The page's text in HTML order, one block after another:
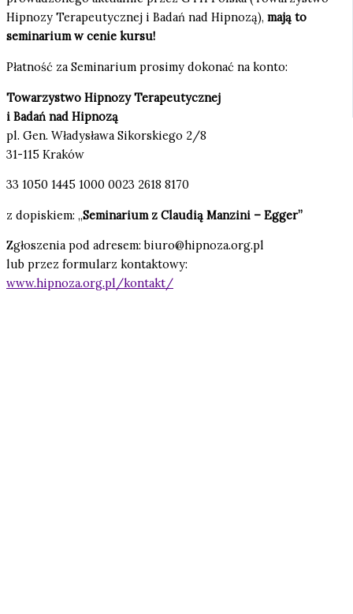
Hipnozy Terapeutycznej i Badań nad Hipnozą), mają to
seminarium w cenie kursu!
Płatność za Seminarium prosimy dokonać na konto:
Towarzystwo Hipnozy Terapeutycznej
i Badań nad Hipnozą
pl. Gen. Władysława Sikorskiego 2/8
31-115 Kraków
33 1050 1445 1000 0023 2618 8170
z dopiskiem: „Seminarium z Claudią Manzini – Egger”
Zgłoszenia pod adresem: biuro@hipnoza.org.pl
lub przez formularz kontaktowy:
www.hipnoza.org.pl/kontakt/